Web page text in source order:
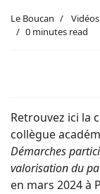
Le Boucan Vidéos
0 minutes read
Retrouvez ici la
collègue
Démarches
valorisation du
en mars 2024 à